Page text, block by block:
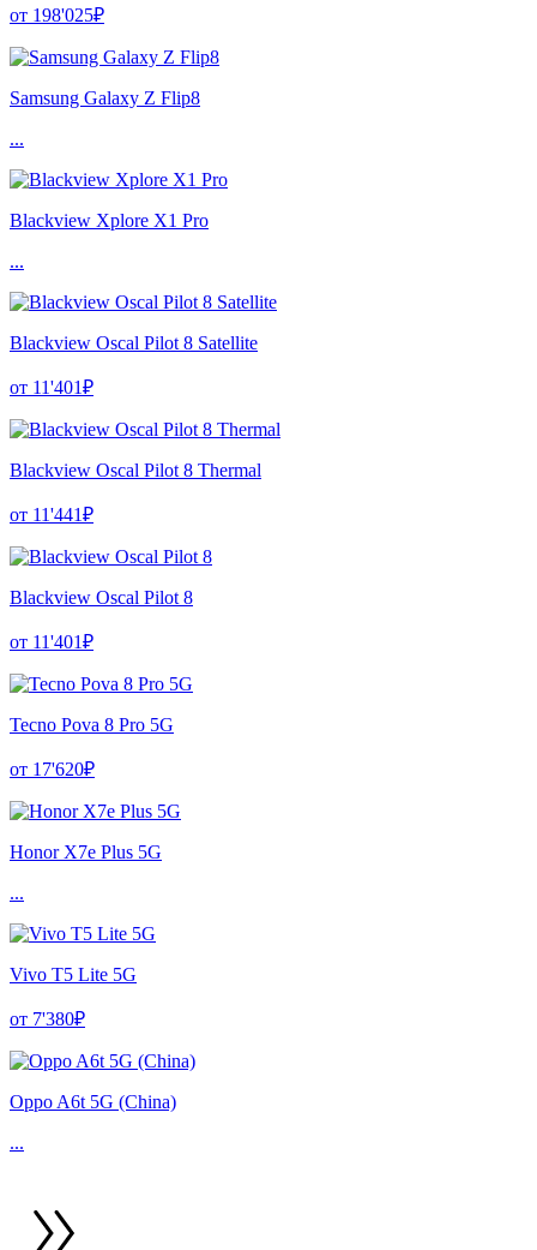
от 198'025₽
Samsung Galaxy Z Flip8
...
Blackview Xplore X1 Pro
...
Blackview Oscal Pilot 8 Satellite
от 11'401₽
Blackview Oscal Pilot 8 Thermal
от 11'441₽
Blackview Oscal Pilot 8
от 11'401₽
Tecno Pova 8 Pro 5G
от 17'620₽
Honor X7e Plus 5G
...
Vivo T5 Lite 5G
от 7'380₽
Oppo A6t 5G (China)
...